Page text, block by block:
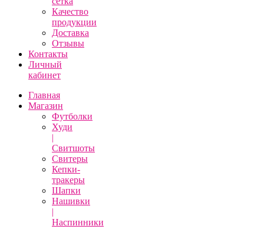
Качество
продукции
Доставка
Отзывы
Контакты
Личный
кабинет
Главная
Магазин
Футболки
Худи
|
Свитшоты
Свитеры
Кепки-
тракеры
Шапки
Нашивки
|
Наспинники